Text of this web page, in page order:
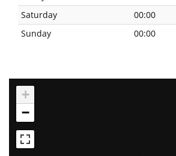
Saturday
00:00
Sunday
00:00
+
−